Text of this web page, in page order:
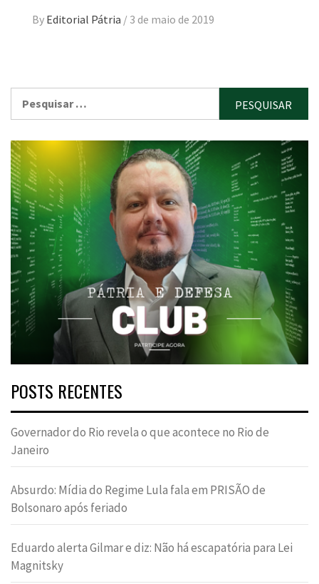
By Editorial Pátria / 3 de maio de 2019
POSTS RECENTES
Governador do Rio revela o que acontece no Rio de
Janeiro
Absurdo: Mídia do Regime Lula fala em PRISÃO de
Bolsonaro após feriado
Eduardo alerta Gilmar e diz: Não há escapatória para Lei
Magnitsky